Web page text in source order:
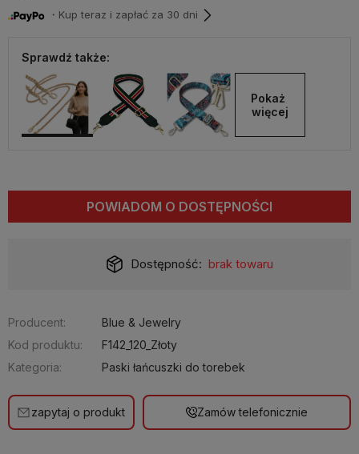
・Kup teraz i zapłać za 30 dni
Sprawdź także:
Pokaż
więcej
POWIADOM O DOSTĘPNOŚCI
Dostępność: brak towaru
Producent:
Blue & Jewelry
Kod produktu:
F142_120_Złoty
Kategoria:
Paski łańcuszki do torebek
zapytaj o produkt Zamów telefonicznie